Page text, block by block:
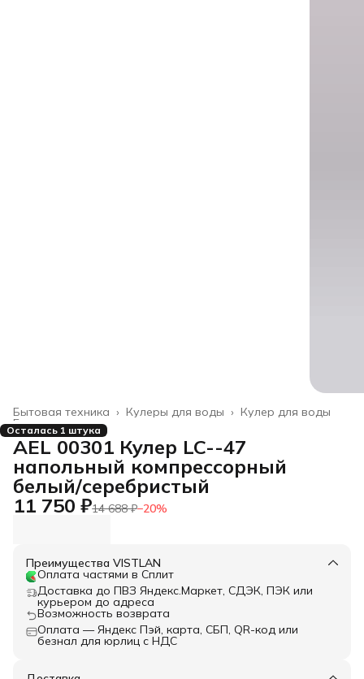
Кулер для воды
Кулеры для воды ›
Бытовая техника ›
Главная ›
Осталась 1 штука
AEL 00301 Кулер LC--47
напольный компрессорный
белый/серебристый
11 750 ₽14 688 ₽−20%
Преимущества VISTLAN
Оплата частями в Сплит
Доставка до ПВЗ Яндекс.Маркет, СДЭК, ПЭК или
курьером до адреса
Возможность возврата
Оплата — Яндекс Пэй, карта, СБП, QR-код или
безнал для юрлиц с НДС